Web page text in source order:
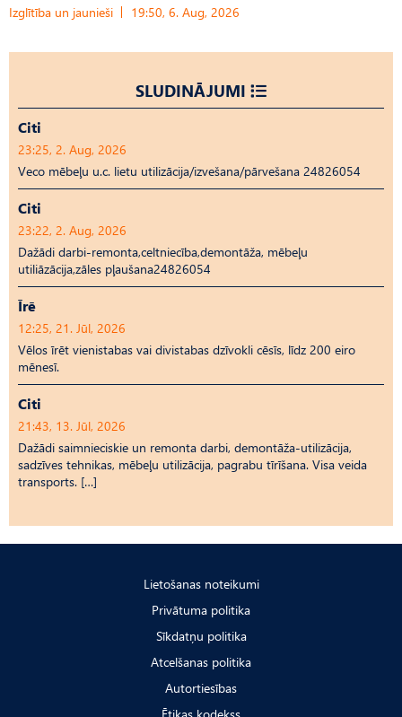
Izglītība un jaunieši 19:50, 6. Aug, 2026
SLUDINĀJUMI
Citi
23:25, 2. Aug, 2026
Veco mēbeļu u.c. lietu utilizācija/izvešana/pārvešana 24826054
Citi
23:22, 2. Aug, 2026
Dažādi darbi-remonta,celtniecība,demontāža, mēbeļu
utiliāzācija,zāles pļaušana24826054
Īrē
12:25, 21. Jūl, 2026
Vēlos īrēt vienistabas vai divistabas dzīvokli cēsīs, līdz 200 eiro
mēnesī.
Citi
21:43, 13. Jūl, 2026
Dažādi saimnieciskie un remonta darbi, demontāža-utilizācija,
sadzīves tehnikas, mēbeļu utilizācija, pagrabu tīrīšana. Visa veida
transports. […]
Lietošanas noteikumi
Privātuma politika
Sīkdatņu politika
Atcelšanas politika
Autortiesības